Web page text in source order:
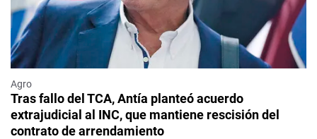
Agro
Tras fallo del TCA, Antía planteó acuerdo
extrajudicial al INC, que mantiene rescisión del
contrato de arrendamiento